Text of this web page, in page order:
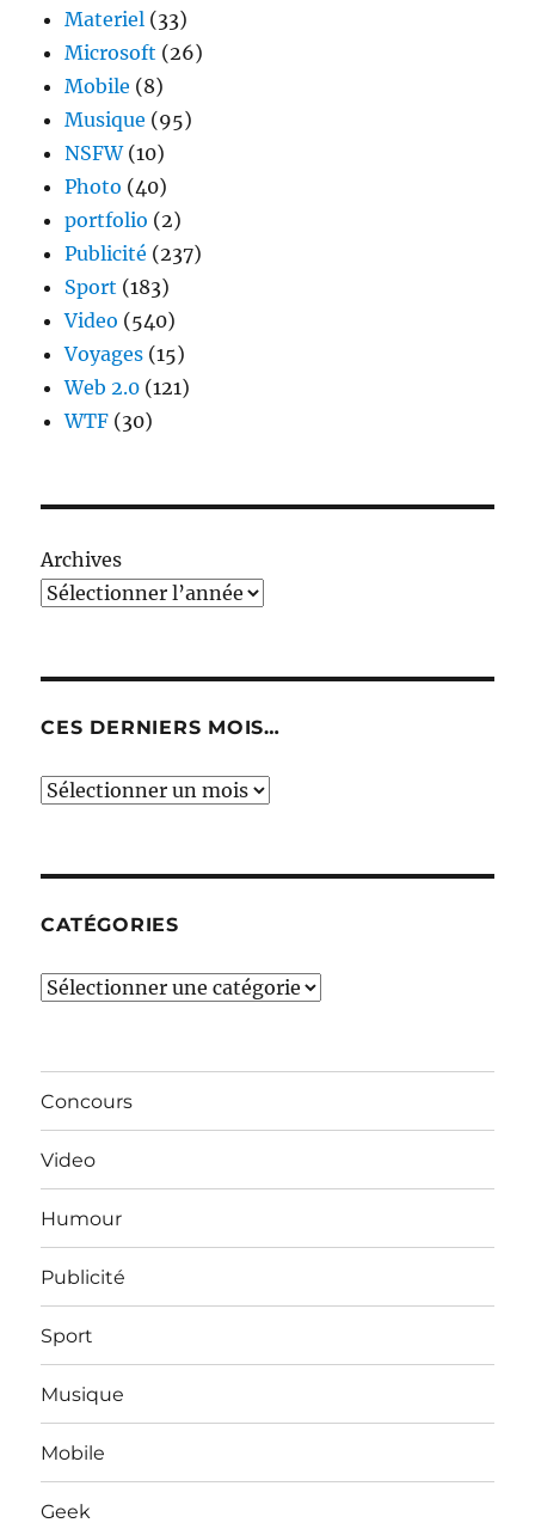
Materiel (33)
Microsoft (26)
Mobile (8)
Musique (95)
NSFW(10)
Photo (40)
portfolio (2)
Publicité (237)
Sport (183)
Video (540)
Voyages (15)
Web 2.0 (121)
WTF (30)
Archives
CES DERNIERS MOIS…
Ces
CATÉGORIES
Catégories
Concours
Video
Humour
Publicité
Sport
Musique
Mobile
Geek